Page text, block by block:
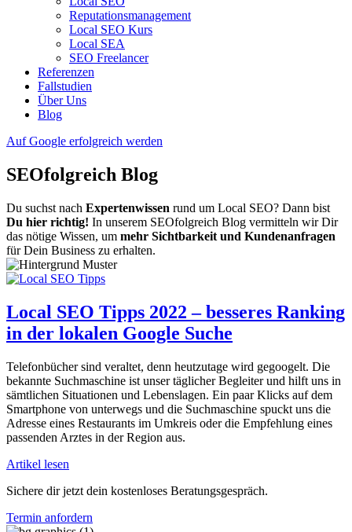
Reputationsmanagement
Local SEO Kurs
Local SEA
SEO Freelancer
Referenzen
Fallstudien
Über Uns
Blog
Auf Google erfolgreich werden
SEOfolgreich Blog
Du suchst nach Expertenwissen rund um Local SEO? Dann bist
Du hier richtig! In unserem SEOfolgreich Blog vermitteln wir Dir
das nötige Wissen, um mehr Sichtbarkeit und Kundenanfragen
für Dein Business zu erhalten.
Local SEO Tipps 2022 – besseres Ranking
in der lokalen Google Suche
Telefonbücher sind veraltet, denn heutzutage wird gegoogelt. Die
bekannte Suchmaschine ist unser täglicher Begleiter und hilft uns in
sämtlichen Situationen und Lebenslagen. Ein paar Klicks auf dem
Smartphone von unterwegs und die Suchmaschine spuckt uns die
Adresse eines Restaurants im Umkreis oder die Empfehlung eines
passenden Arztes in der Region aus.
Artikel lesen
Sichere dir jetzt dein kostenloses Beratungsgespräch.
Termin anfordern